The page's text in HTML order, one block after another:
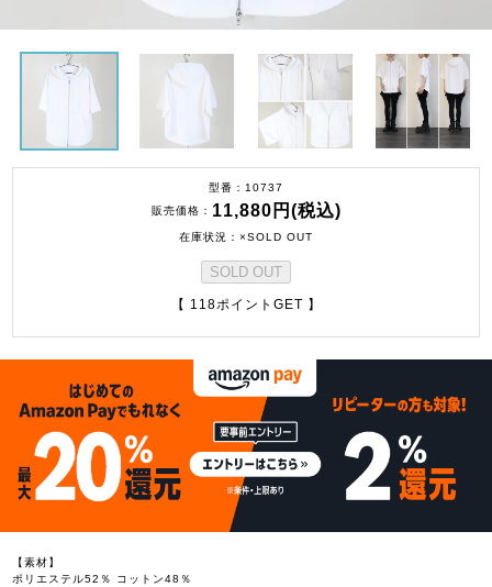
型番
10737
販売価格
11,880円(税込)
在庫状況 ×SOLD OUT
SOLD OUT
【 118ポイントGET 】
【素材】
ポリエステル52％ コットン48％